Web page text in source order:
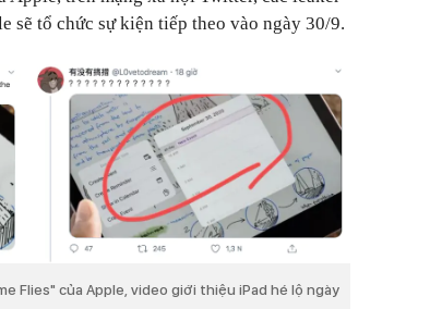
sẽ tổ chức sự kiện tiếp theo vào ngày 30/9.
Flies" của Apple, video giới thiệu iPad hé lộ ngày